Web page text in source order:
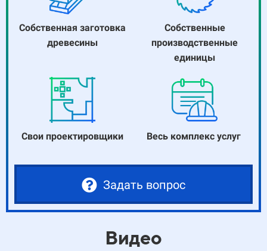
Собственная заготовка
древесины
Собственные
производственные
единицы
Свои проектировщики Весь комплекс услуг
Задать вопрос
Видео